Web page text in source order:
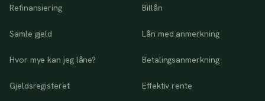
Refinansiering
Samle gjeld
Hvor mye kan jeg låne?
Gjeldsregisteret
Billån
Lån med anmerkning
Betalingsanmerkning
Effektiv rente